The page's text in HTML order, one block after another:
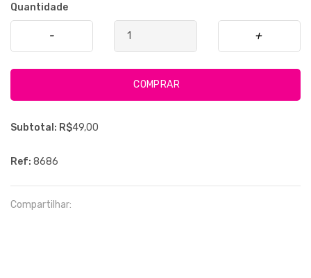
Quantidade
- +
COMPRAR
Subtotal: R$49,00
Ref: 8686
Compartilhar: